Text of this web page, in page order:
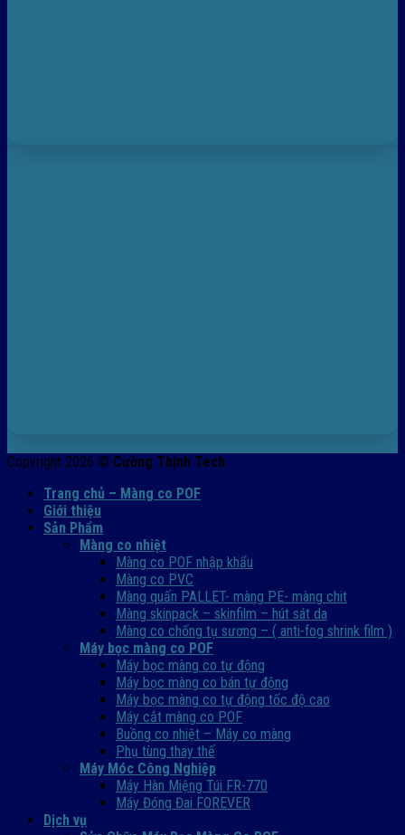
Copyright 2026 © Cường Thịnh Tech
Trang chủ – Màng co POF
Giới thiệu
Sản Phẩm
Màng co nhiệt
Màng co POF nhập khẩu
Màng co PVC
Màng quấn PALLET- màng PE- màng chit
Màng skinpack – skinfilm – hút sát da
Màng co chống tụ sương – ( anti-fog shrink film )
Máy bọc màng co POF
Máy bọc màng co tự động
Máy bọc màng co bán tự động
Máy bọc màng co tự động tốc độ cao
Máy cắt màng co POF
Buồng co nhiệt – Máy co màng
Phụ tùng thay thế
Máy Móc Công Nghiệp
Máy Hàn Miệng Túi FR-770
Máy Đóng Đai FOREVER
Dịch vụ